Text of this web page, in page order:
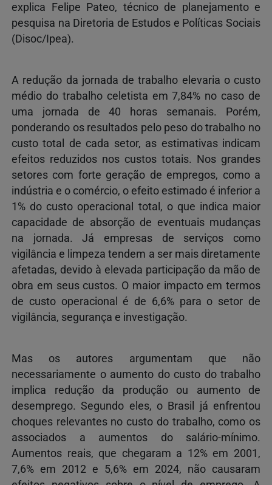
explica Felipe Pateo, técnico de planejamento e
pesquisa na Diretoria de Estudos e Políticas Sociais
(Disoc/Ipea).
A redução da jornada de trabalho elevaria o custo
médio do trabalho celetista em 7,84% no caso de
uma jornada de 40 horas semanais. Porém,
ponderando os resultados pelo peso do trabalho no
custo total de cada setor, as estimativas indicam
efeitos reduzidos nos custos totais. Nos grandes
setores com forte geração de empregos, como a
indústria e o comércio, o efeito estimado é inferior a
1% do custo operacional total, o que indica maior
capacidade de absorção de eventuais mudanças
na jornada. Já empresas de serviços como
vigilância e limpeza tendem a ser mais diretamente
afetadas, devido à elevada participação da mão de
obra em seus custos. O maior impacto em termos
de custo operacional é de 6,6% para o setor de
vigilância, segurança e investigação.
Mas os autores argumentam que não
necessariamente o aumento do custo do trabalho
implica redução da produção ou aumento de
desemprego. Segundo eles, o Brasil já enfrentou
choques relevantes no custo do trabalho, como os
associados a aumentos do salário-mínimo.
Aumentos reais, que chegaram a 12% em 2001,
7,6% em 2012 e 5,6% em 2024, não causaram